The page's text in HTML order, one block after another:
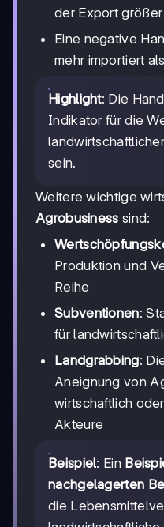
der Export
Eine negative
mehr importiert
Highlight: Die
Indikator für die
sein.
Weitere wichtige
Agrobusiness sind:
Produktion und
Reihe
Subventionen:
für
Landgrabbing:
Aneignung von
wirtschaftlich
Akteure
Beispiel: Ein
nachgelagerten
die